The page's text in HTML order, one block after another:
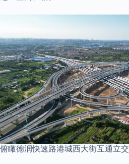
俯瞰德润快速路港城西大街互通立交